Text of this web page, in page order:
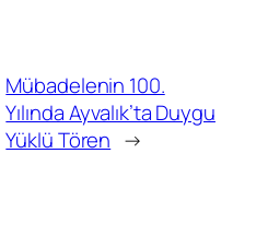
Mübadelenin 100.
Yılında Ayvalık’ta Duygu
Yüklü Tören →